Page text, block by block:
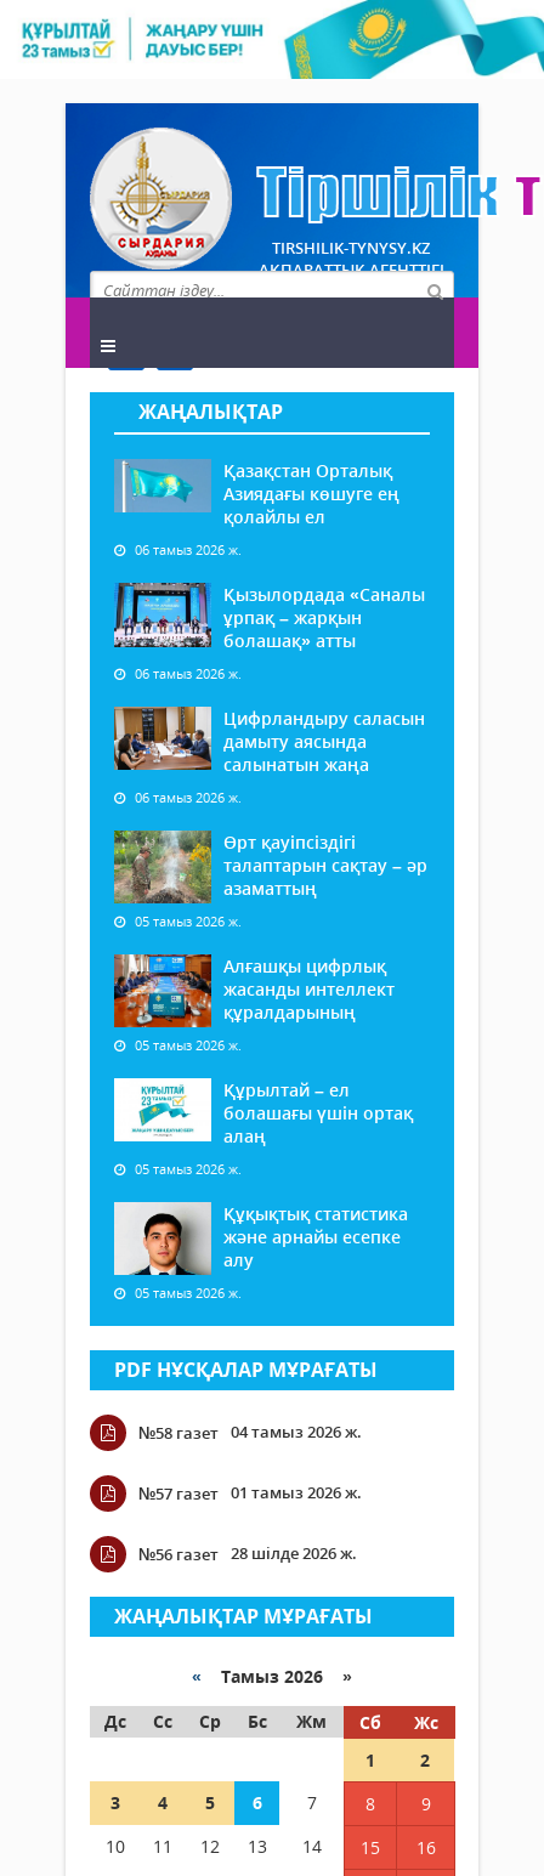
TIRSHILIK-TYNYSY.KZ
АҚПАРАТТЫҚ АГЕНТТІГІ
ЖАҢАЛЫҚТАР
Қазақстан Орталық
Азиядағы көшуге ең
қолайлы ел
06 тамыз 2026 ж.
Қызылордада «Саналы
ұрпақ – жарқын
болашақ» атты
06 тамыз 2026 ж.
Цифрландыру саласын
дамыту аясында
салынатын жаңа
06 тамыз 2026 ж.
Өрт қауіпсіздігі
талаптарын сақтау – әр
азаматтың
05 тамыз 2026 ж.
Алғашқы цифрлық
жасанды интеллект
құралдарының
05 тамыз 2026 ж.
Құрылтай – ел
болашағы үшін ортақ
алаң
05 тамыз 2026 ж.
Құқықтық статистика
және арнайы есепке
алу
05 тамыз 2026 ж.
PDF НҰСҚАЛАР МҰРАҒАТЫ
№58 газет 04 тамыз 2026 ж.
№57 газет 01 тамыз 2026 ж.
№56 газет 28 шілде 2026 ж.
ЖАҢАЛЫҚТАР МҰРАҒАТЫ
« Тамыз 2026 »
Дс
Сс Ср Бс Жм Сб
Жс
1
2
3
4 5 6 7 8
9
10
11 12 13 14 15
16